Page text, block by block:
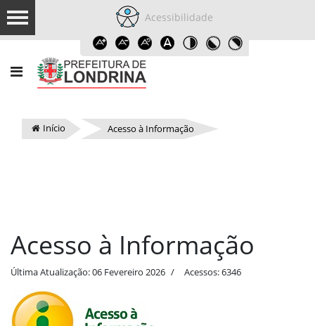
Acessibilidade
Início Acesso à Informação
Acesso à Informação
Última Atualização: 06 Fevereiro 2026 Acessos: 6346